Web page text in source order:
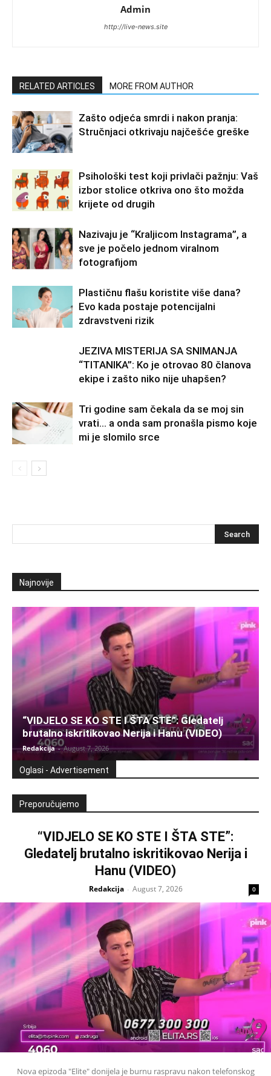
Admin
http://live-news.site
RELATED ARTICLES MORE FROM AUTHOR
Zašto odjeća smrdi i nakon pranja:
Stručnjaci otkrivaju najčešće greške
Psihološki test koji privlači pažnju: Vaš
izbor stolice otkriva ono što možda
krijete od drugih
Nazivaju je “Kraljicom Instagrama”, a
sve je počelo jednom viralnom
fotografijom
Plastičnu flašu koristite više dana?
Evo kada postaje potencijalni
zdravstveni rizik
JEZIVA MISTERIJA SA SNIMANJA
“TITANIKA”: Ko je otrovao 80 članova
ekipe i zašto niko nije uhapšen?
Tri godine sam čekala da se moj sin
vrati… a onda sam pronašla pismo koje
mi je slomilo srce
Najnovije
“VIDJELO SE KO STE I ŠTA STE”: Gledatelj
brutalno iskritikovao Nerija i Hanu (VIDEO)
Redakcija - August 7, 2026
Oglasi - Advertisement
Preporučujemo
“VIDJELO SE KO STE I ŠTA STE”:
Gledatelj brutalno iskritikovao Nerija i
Hanu (VIDEO)
Redakcija - August 7, 2026 0
Nova epizoda "Elite" donijela je burnu raspravu nakon telefonskog